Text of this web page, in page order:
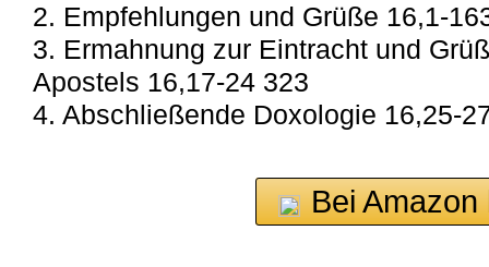
2. Empfehlungen und Grüße 16,1-
3. Ermahnung zur Eintracht und
Apostels 16,17-24 323
4. Abschließende Doxologie 16,25-
Bei Amazon